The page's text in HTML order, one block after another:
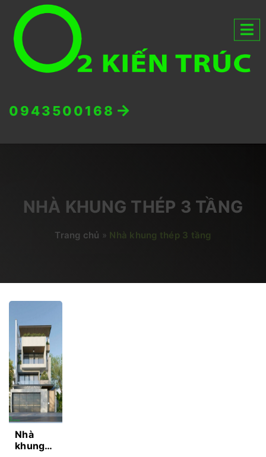
0943500168
NHÀ KHUNG THÉP 3 TẦNG
Trang chủ » Nhà khung thép 3 tầng
Nhà
khung